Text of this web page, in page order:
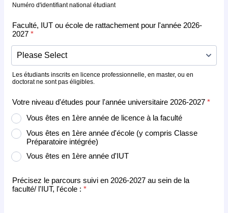
Numéro d'identifiant national étudiant
Faculté, IUT ou école de rattachement pour l'année 2026-
2027 *
Les étudiants inscrits en licence professionnelle, en master, ou en
doctorat ne sont pas éligibles.
Votre niveau d'études pour l'année universitaire 2026-2027 *
Vous êtes en 1ère année de licence à la faculté
Vous êtes en 1ère année d'école (y compris Classe
Préparatoire intégrée)
Vous êtes en 1ère année d'IUT
Précisez le parcours suivi en 2026-2027 au sein de la
faculté/ l'IUT, l'école : *